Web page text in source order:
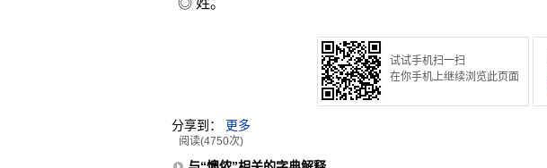
◎ 姓。
试试手机扫一扫
在你手机上继续浏览此页面
分享到： 更多
阅读(4750次)